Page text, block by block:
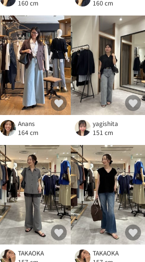
160 cm
160 cm
Anans
164 cm
yagishita
151 cm
TAKAOKA
TAKAOKA